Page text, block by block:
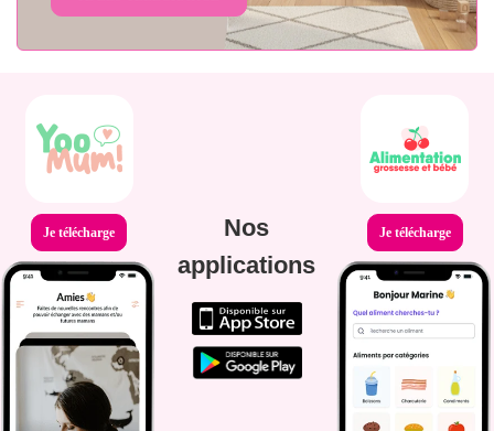
Je télécharge
Nos
applications
Je télécharge